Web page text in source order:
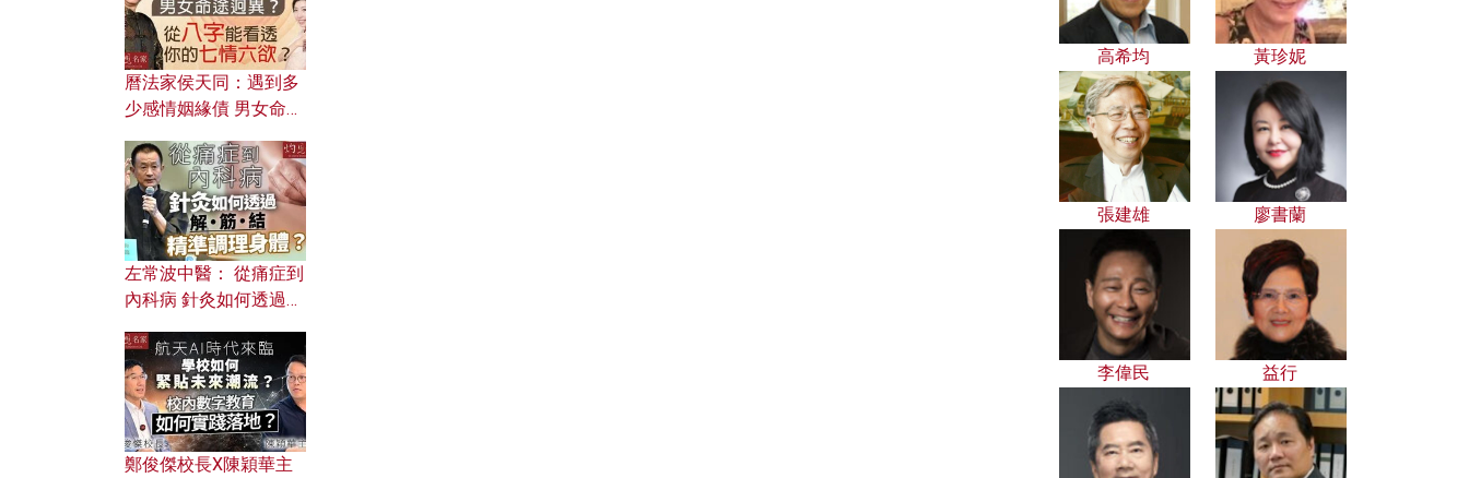
曆法家侯天同：遇到多
少感情姻緣債 男女命途
的七情六欲？
左常波中醫： 從痛症到
內科病 針灸如何透過解
鄭俊傑校長X陳穎華主
高希均 黃珍妮
張建雄 廖書蘭
李偉民 益行